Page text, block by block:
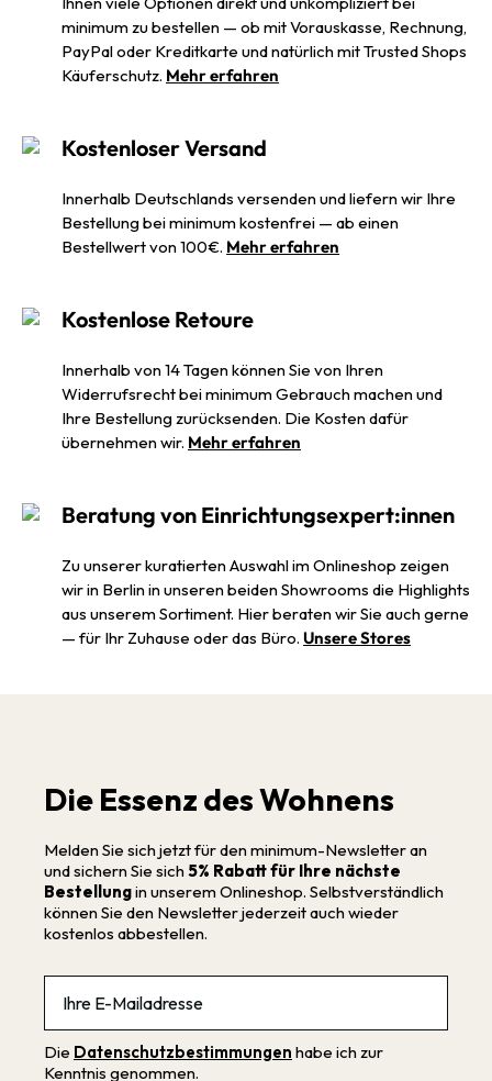
minimum zu bestellen — ob mit Vorauskasse, Rechnung,
PayPal oder Kreditkarte und natürlich mit Trusted Shops
Käuferschutz. Mehr erfahren
Kostenloser Versand
Innerhalb Deutschlands versenden und liefern wir Ihre
Bestellung bei minimum kostenfrei — ab einen
Bestellwert von 100€. Mehr erfahren
Kostenlose Retoure
Innerhalb von 14 Tagen können Sie von Ihren
Widerrufsrecht bei minimum Gebrauch machen und
Ihre Bestellung zurücksenden. Die Kosten dafür
übernehmen wir. Mehr erfahren
Beratung von Einrichtungsexpert:innen
Zu unserer kuratierten Auswahl im Onlineshop zeigen
wir in Berlin in unseren beiden Showrooms die Highlights
aus unserem Sortiment. Hier beraten wir Sie auch gerne
— für Ihr Zuhause oder das Büro. Unsere Stores
Die Essenz des Wohnens
Melden Sie sich jetzt für den minimum-Newsletter an
und sichern Sie sich 5% Rabatt für Ihre nächste
Bestellungin unserem Onlineshop. Selbstverständlich
können Sie den Newsletter jederzeit auch wieder
kostenlos abbestellen.
Die Datenschutzbestimmungen habe ich zur
Kenntnis genommen.